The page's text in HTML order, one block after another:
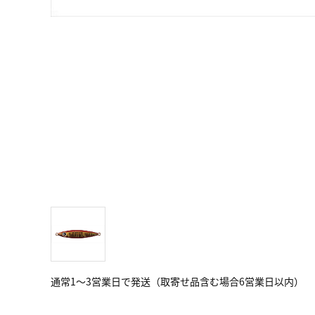
通常1～3営業日で発送（取寄せ品含む場合6営業日以内）